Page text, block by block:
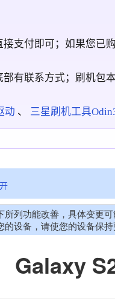
支付即可；如果您已
有联系方式；刷机包
动 、 三星刷机工具